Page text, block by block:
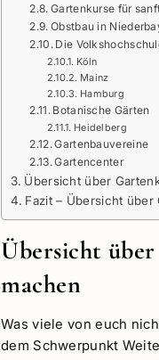
Gartenkurse für
Obstbau in
Die
Köln
Mainz
Hamburg
Botanische Gärten
Heidelberg
Gartenbauvereine
Gartencenter
Übersicht über
Fazit – Übersicht über
Übersicht
machen
Was viele von euch
dem Schwerpunkt